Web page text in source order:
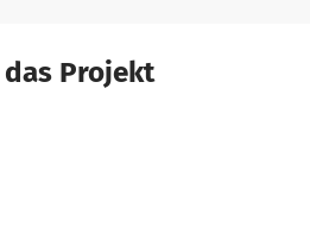
Projekt